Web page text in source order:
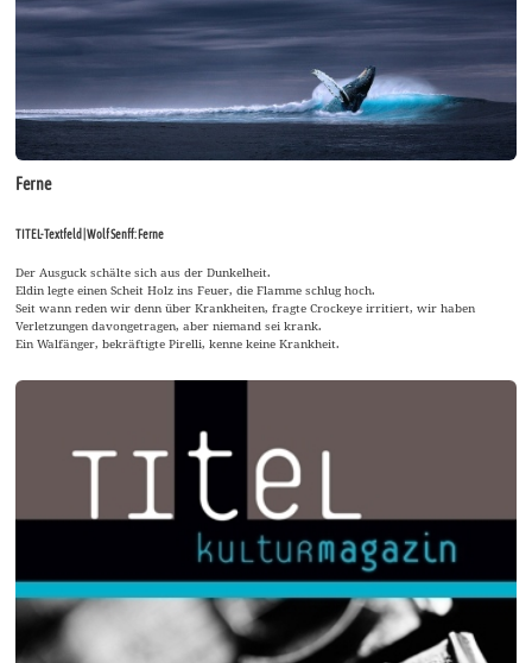
Ferne
TITEL-Textfeld | Wolf Senff: Ferne
Der Ausguck schälte sich aus der Dunkelheit.
Eldin legte einen Scheit Holz ins Feuer, die Flamme schlug hoch.
Seit wann reden wir denn über Krankheiten, fragte Crockeye irritiert, wir haben
Verletzungen davongetragen, aber niemand sei krank.
Ein Walfänger, bekräftigte Pirelli, kenne keine Krankheit.